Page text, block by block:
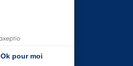
Ok pour moi